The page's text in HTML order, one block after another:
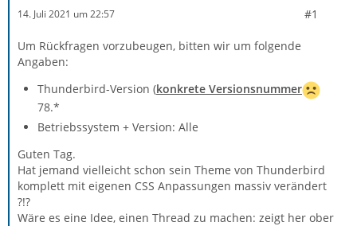
14. Juli 2021 um 22:57 #1
Um Rückfragen vorzubeugen, bitten wir um folgende
Angaben:
Thunderbird-Version (konkrete Versionsnummer
78.*
Betriebssystem + Version: Alle
Guten Tag.
Hat jemand vielleicht schon sein Theme von Thunderbird
komplett mit eigenen CSS Anpassungen massiv verändert
?!?
Wäre es eine Idee, einen Thread zu machen: zeigt her ober